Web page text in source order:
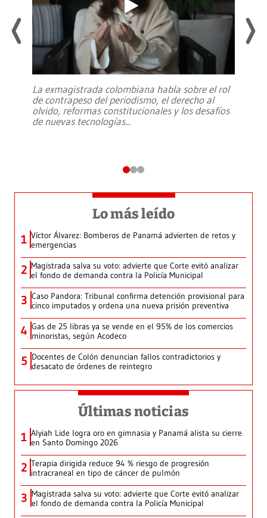
La exmagistrada colombiana habla sobre el rol
de contrapeso del periodismo, el derecho al
olvido, reformas constitucionales y los desafíos
de nuevas tecnologías...
Lo más leído
1 Víctor Álvarez: Bomberos de Panamá advierten de retos y
emergencias
2 Magistrada salva su voto: advierte que Corte evitó analizar
el fondo de demanda contra la Policía Municipal
3 Caso Pandora: Tribunal confirma detención provisional para
cinco imputados y ordena una nueva prisión preventiva
4 Gas de 25 libras ya se vende en el 95% de los comercios
minoristas, según Acodeco
5 Docentes de Colón denuncian fallos contradictorios y
desacato de órdenes de reintegro
Últimas noticias
1 Alyiah Lide logra oro en gimnasia y Panamá alista su cierre
en Santo Domingo 2026
2 Terapia dirigida reduce 94 % riesgo de progresión
intracraneal en tipo de cáncer de pulmón
3 Magistrada salva su voto: advierte que Corte evitó analizar
el fondo de demanda contra la Policía Municipal